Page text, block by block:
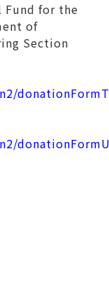
Fund for the
of
Section